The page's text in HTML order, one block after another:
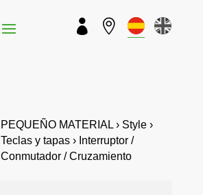
 
PEQUEÑO MATERIAL › Style ›
Teclas y tapas › Interruptor /
Conmutador / Cruzamiento